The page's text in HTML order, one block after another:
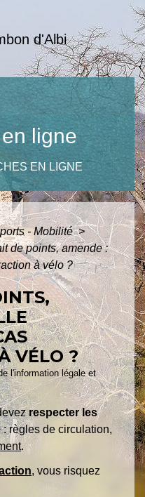
ligne
EN LIGNE
- Mobilité>
de points, amende :
à vélo ?
VÉLO ?
l'information légale et
respecter les
: règles de circulation,
.
, vous risquez